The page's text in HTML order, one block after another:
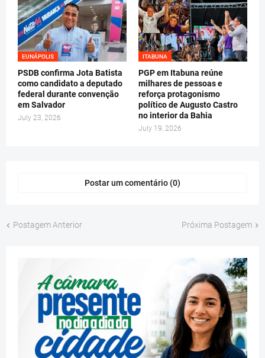
EUNÁPOLIS
PSDB confirma Jota Batista
como candidato a deputado
federal durante convenção
em Salvador
July 23, 2026
ITABUNA
PGP em Itabuna reúne
milhares de pessoas e
reforça protagonismo
político de Augusto Castro
no interior da Bahia
July 19, 2026
Postar um comentário (0)
Postagem Anterior Próxima Postagem